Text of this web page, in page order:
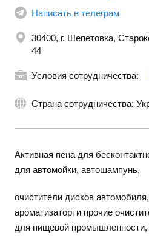
Написать в телеграм
30400, г. Шепетовка,
44
Условия сотрудничества:
Страна сотрудничества:
Активная пена для
для автомойки, автошампунь,
очистители дисков
ароматизаторі и прочие
для пищевой промышленности,